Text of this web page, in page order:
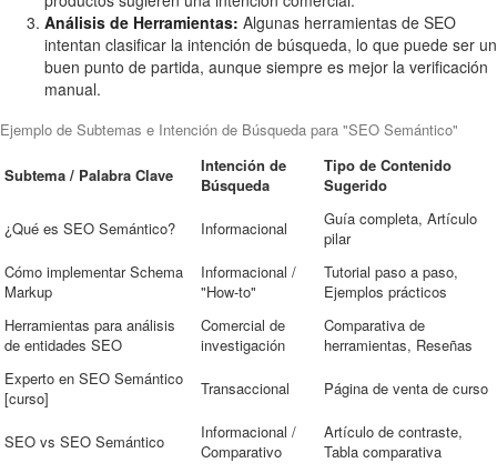
Análisis de Herramientas: Algunas herramientas de SEO
intentan clasificar la intención de búsqueda, lo que puede ser un
buen punto de partida, aunque siempre es mejor la verificación
manual.
Ejemplo de Subtemas e Intención de Búsqueda para "SEO Semántico"
Subtema / Palabra Clave
Intención de
Búsqueda
Tipo de Contenido
Sugerido
¿Qué es SEO Semántico? Informacional
Guía completa, Artículo
pilar
Cómo implementar Schema
Markup
Informacional /
"How-to"
Tutorial paso a paso,
Ejemplos prácticos
Herramientas para análisis
de entidades SEO
Comercial de
investigación
Comparativa de
herramientas, Reseñas
Experto en SEO Semántico
[curso]
Transaccional Página de venta de curso
SEO vs SEO Semántico
Informacional /
Comparativo
Artículo de contraste,
Tabla comparativa